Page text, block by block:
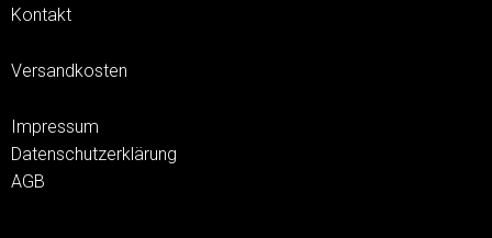
Kontakt
Versandkosten
Impressum
Datenschutzerklärung
AGB